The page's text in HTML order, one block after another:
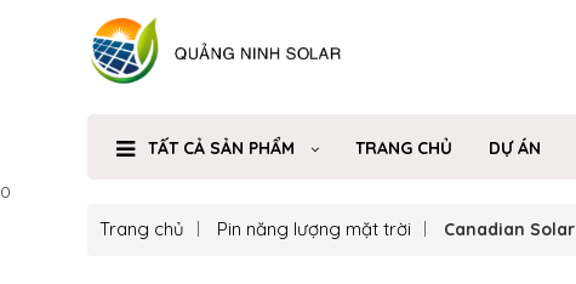
TẤT CẢ SẢN PHẨM TRANG CHỦ DỰ ÁN
0
Trang chủ Pin năng lượng mặt trời Canadian Solar